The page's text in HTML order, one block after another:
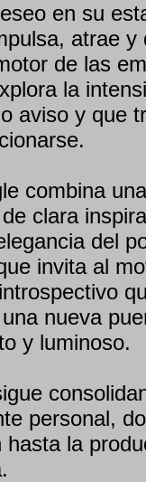
en su
atrae y
de las
la
aviso y que
combina
clara
del
invita al
nueva
y luminoso.
personal,
hasta la